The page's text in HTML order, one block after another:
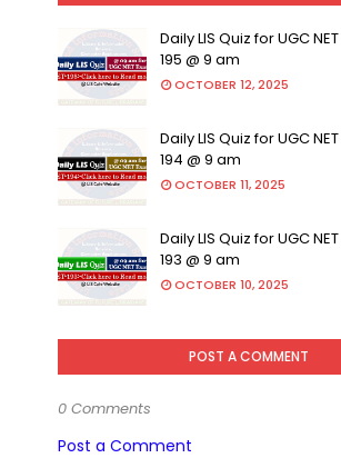
Daily LIS Quiz for UGC
195 @ 9 am
OCTOBER 12, 2025
Daily LIS Quiz for UGC
194 @ 9 am
OCTOBER 11, 2025
Daily LIS Quiz for UGC
193 @ 9 am
OCTOBER 10, 2025
POST A COMMENT
0 Comments
Post a Comment